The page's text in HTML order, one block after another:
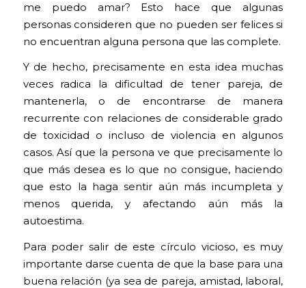
me puedo amar? Esto hace que algunas
personas consideren que no pueden ser felices si
no encuentran alguna persona que las complete.
Y de hecho, precisamente en esta idea muchas
veces radica la dificultad de tener pareja, de
mantenerla, o de encontrarse de manera
recurrente con relaciones de considerable grado
de toxicidad o incluso de violencia en algunos
casos. Así que la persona ve que precisamente lo
que más desea es lo que no consigue, haciendo
que esto la haga sentir aún más incumpleta y
menos querida, y afectando aún más la
autoestima.
Para poder salir de este círculo vicioso, es muy
importante darse cuenta de que la base para una
buena relación (ya sea de pareja, amistad, laboral,